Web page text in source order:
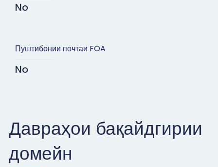
No
Пуштибонии почтаи FOA
No
Давраҳои бақайдгирии
домейн